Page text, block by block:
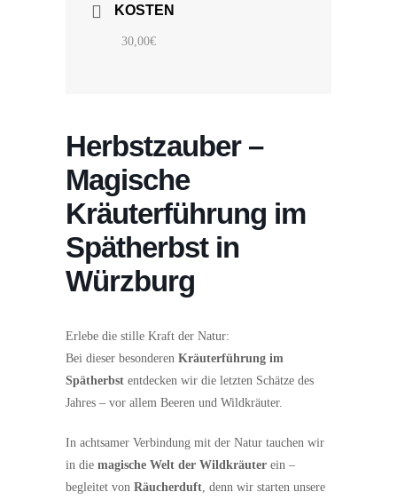
KOSTEN
30,00€
Herbstzauber –
Magische
Kräuterführung im
Spätherbst in
Würzburg
Erlebe die stille Kraft der Natur:
Bei dieser besonderen Kräuterführung im
Spätherbst entdecken wir die letzten Schätze des
Jahres – vor allem Beeren und Wildkräuter.
In achtsamer Verbindung mit der Natur tauchen wir
in die magische Welt der Wildkräuter ein –
begleitet von Räucherduft, denn wir starten unsere